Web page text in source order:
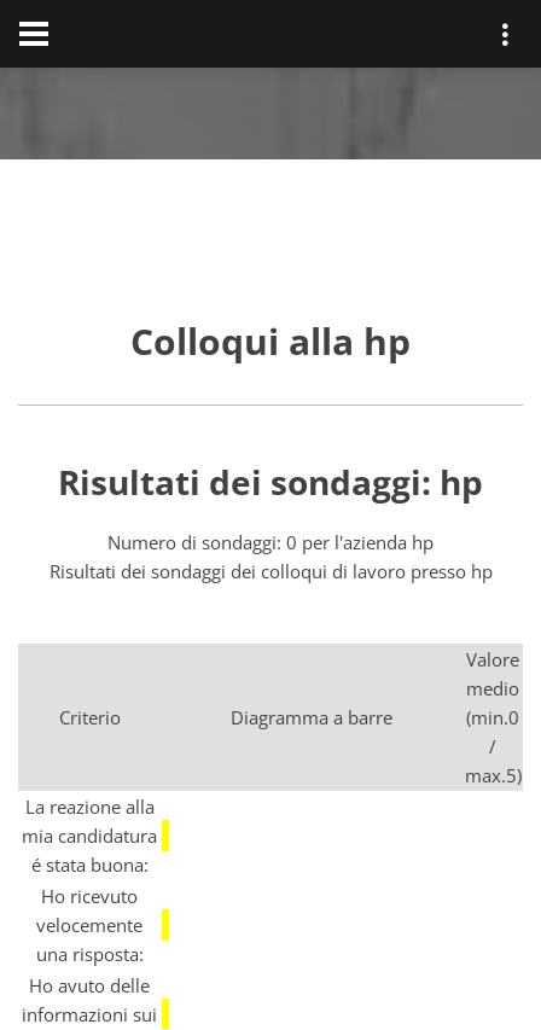
Colloqui alla hp
Risultati dei sondaggi: hp
Numero di sondaggi: 0 per l'azienda hp
Risultati dei sondaggi dei colloqui di lavoro presso hp
Criterio Diagramma a barre
Valore
medio
(min.0
/
max.5)
La reazione alla
mia candidatura
é stata buona:
Ho ricevuto
velocemente
una risposta:
Ho avuto delle
informazioni sui